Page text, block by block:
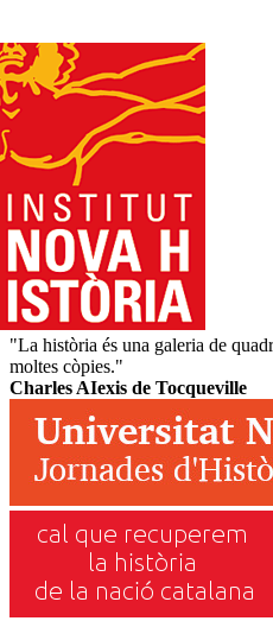
"La història és una galeria de
moltes còpies."
Charles AIexis de Tocqueville